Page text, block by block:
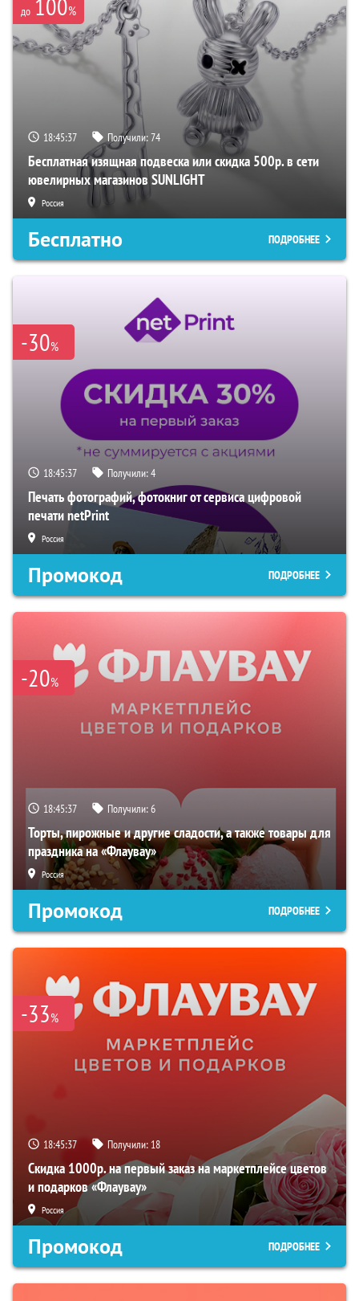
до %
18:45:36 Получили:74
Бесплатная изящная подвеска или скидка 500р. в сети
ювелирных магазинов SUNLIGHT
Россия
Бесплатно ПОДРОБНЕЕ
-30%
18:45:36 Получили:4
Печать фотографий, фотокниг от сервиса цифровой
печати netPrint
Россия
Промокод ПОДРОБНЕЕ
-20%
18:45:36 Получили:6
Торты, пирожные и другие сладости, а также товары для
праздника на «Флаувау»
Россия
Промокод ПОДРОБНЕЕ
-33%
18:45:36 Получили: 18
Скидка 1000р. на первый заказ на маркетплейсе цветов
и подарков «Флаувау»
Россия
Промокод ПОДРОБНЕЕ